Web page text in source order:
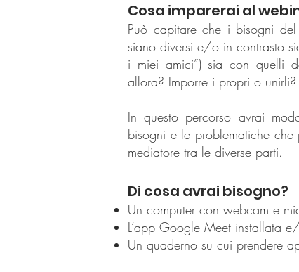
Cosa imparerai al
Può capitare che i bisogni
siano diversi e/o in contrasto
i miei amici”) sia con quelli
allora? Imporre i propri o unirli?
In questo percorso avrai
bisogni e le problematiche
mediatore tra le diverse parti.
Di cosa avrai bisogno?
Un computer con webcam e
L’app Google Meet installata
Un quaderno su cui prendere